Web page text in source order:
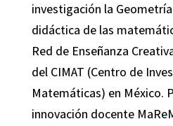
investigación la
didáctica de las
Red de Enseñanza
del CIMAT (Centro de
Matemáticas) en México.
innovación docente